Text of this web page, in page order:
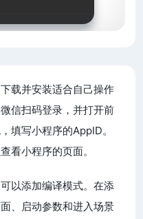
载并安装适合自己操作
信扫码登录，并打开前
填写小程序的AppID。
看小程序的页面。
以添加编译模式。在添
、启动参数和进入场景